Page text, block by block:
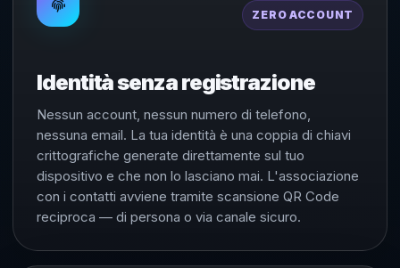
ZERO ACCOUNT
Identità senza registrazione
Nessun account, nessun numero di telefono,
nessuna email. La tua identità è una coppia di chiavi
crittografiche generate direttamente sul tuo
dispositivo e che non lo lasciano mai. L'associazione
con i contatti avviene tramite scansione QR Code
reciproca — di persona o via canale sicuro.